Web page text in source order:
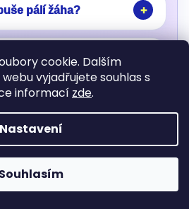
cookie. Dalším
vyjadřujete souhlas s
informací zde.
Nastavení
Souhlasím
pálí žáha?
s jídlem?
při refluxu horší